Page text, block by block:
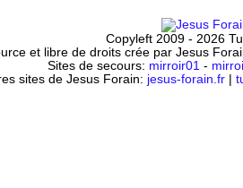
Copyleft 2009 - 2026
et libre de droits crée par Jesus
Sites de secours: mirroir01 -
sites de Jesus Forain: jesus-forain.fr|